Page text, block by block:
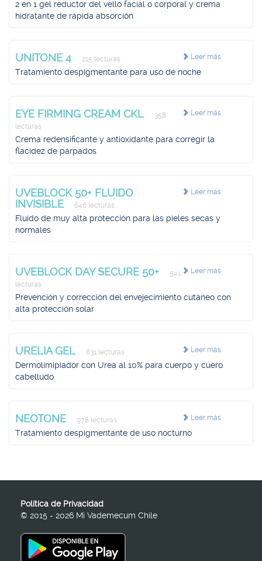
2 en 1 gel reductor del vello facial o corporal y crema
hidratante de rápida absorción
Leer más
UNITONE 4 215 lecturas
Tratamiento despigmentante para uso de noche
Leer más
EYE FIRMING CREAM CKL
358
lecturas
Crema redensificante y antioxidante para corregir la
flacidez de párpados
Leer más
UVEBLOCK 50+ FLUIDO
INVISIBLE
646 lecturas
Fluido de muy alta protección para las pieles secas y
normales
Leer más
UVEBLOCK DAY SECURE 50+
541
lecturas
Prevención y corrección del envejecimiento cutáneo con
alta protección solar
Leer más
URELIA GEL 631 lecturas
Dermolimipiador con Urea al 10% para cuerpo y cuero
cabelludo
Leer más
NEOTONE 978 lecturas
Tratamiento despigmentante de uso nocturno
Política de Privacidad
© 2015 - 2026 Mi Vademecum Chile